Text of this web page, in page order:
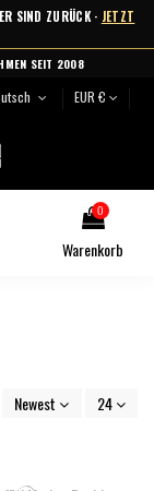
SIND ZURÜCK · JETZT
SEIT 2008
EUR €
0
Warenkorb
Newest 24